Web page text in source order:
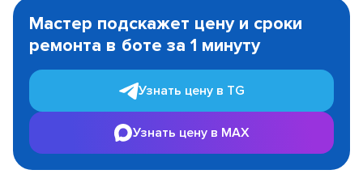
1
Мастер подскажет цену и сроки
ремонта в боте за 1 минуту
Узнать цену в TG
Узнать цену в MAX